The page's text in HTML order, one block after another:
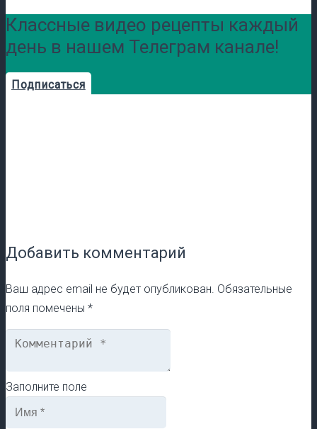
Классные видео рецепты каждый
день в нашем Телеграм канале!
Подписаться
Добавить комментарий
Ваш адрес email не будет опубликован. Обязательные
поля помечены *
Заполните поле